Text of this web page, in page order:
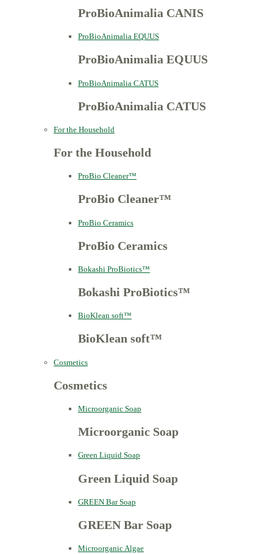
ProBioAnimalia CANIS
ProBioAnimalia EQUUS
ProBioAnimalia EQUUS
ProBioAnimalia CATUS
ProBioAnimalia CATUS
For the Household
For the Household
ProBio Cleaner™
ProBio Cleaner™
ProBio Ceramics
ProBio Ceramics
Bokashi ProBiotics™
Bokashi ProBiotics™
BioKlean soft™
BioKlean soft™
Cosmetics
Cosmetics
Microorganic Soap
Microorganic Soap
Green Liquid Soap
Green Liquid Soap
GREEN Bar Soap
GREEN Bar Soap
Microorganic Algae